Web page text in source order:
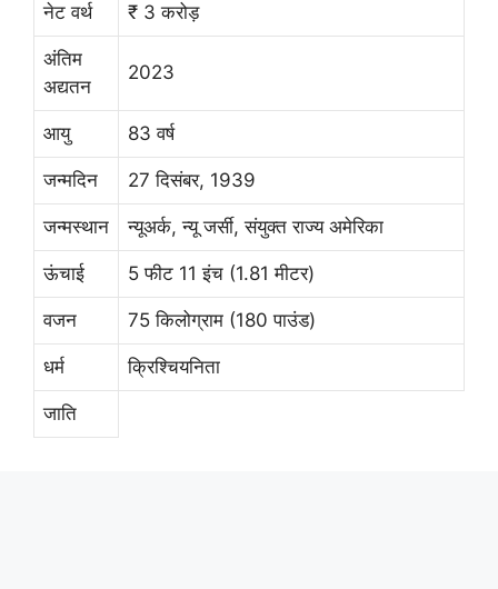
नेट वर्थ ₹ 3 करोड़
अंतिम
अद्यतन
2023
आयु 83 वर्ष
जन्मदिन 27 दिसंबर, 1939
जन्मस्थान न्यूअर्क, न्यू जर्सी, संयुक्त राज्य अमेरिका
ऊंचाई 5 फीट 11 इंच (1.81 मीटर)
वजन 75 किलोग्राम (180 पाउंड)
धर्म क्रिश्चियनिता
जाति